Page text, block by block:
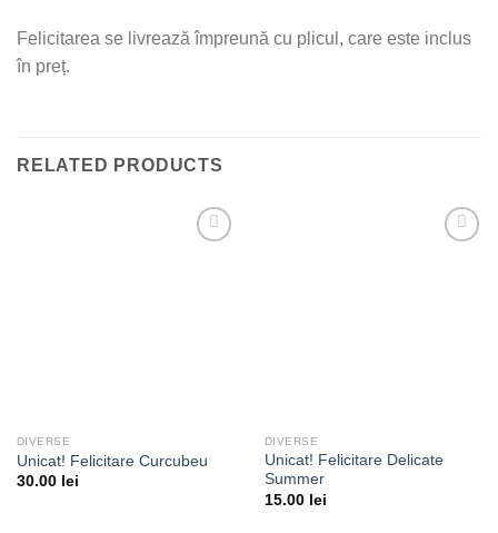
Felicitarea se livrează împreună cu plicul, care este inclus
în preț.
RELATED PRODUCTS
DIVERSE
Unicat! Felicitare Curcubeu
30.00 lei
DIVERSE
Unicat! Felicitare Delicate
Summer
15.00 lei